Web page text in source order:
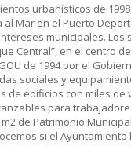
urbanísticos de
Mar en el Puerto
municipales. Los
Central”, en el centro
de 1994 por el
sociales y
de edificios con miles de
para
de Patrimonio
si el Ayuntamiento